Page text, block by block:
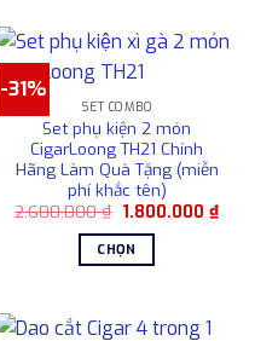
-31%
SET COMBO
Set phụ kiện 2 món
CigarLoong TH21 Chính
Hãng Làm Quà Tặng (miễn
phí khắc tên)
2.600.000₫ Giá
là:
2.600.000 ₫.
1.800.000 ₫Giá
hiện
CHỌN
này